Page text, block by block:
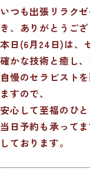
いつも出張リラク
き、ありがとうござ
本日(6月24日)は、
確かな技術と癒し
自慢のセラピスト
ますので、
安心して至福のひ
当日予約も承って
しております。